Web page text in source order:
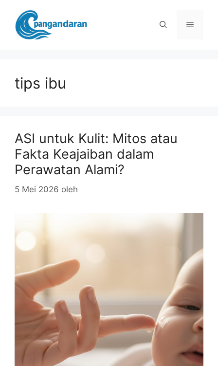
Menu
tips ibu
ASI untuk Kulit: Mitos atau
Fakta Keajaiban dalam
Perawatan Alami?
5 Mei 2026 oleh